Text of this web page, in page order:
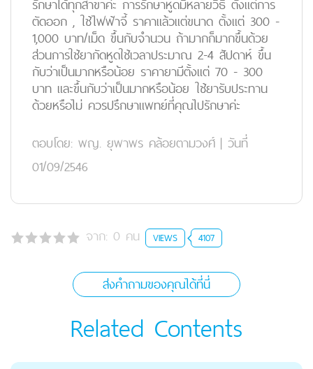
รักษาได้ทุกสาขาค่ะ การรักษาหูดมีหลายวิธี ตั้งแต่การ
ตัดออก , ใช้ไฟฟ้าจี้ ราคาแล้วแต่ขนาด ตั้งแต่ 300 -
1,000 บาท/เม็ด ขึ้นกับจำนวน ถ้ามากก็มากขึ้นด้วย
ส่วนการใช้ยากัดหูดใช้เวลาประมาณ 2-4 สัปดาห์ ขึ้น
กับว่าเป็นมากหรือน้อย ราคายามีตั้งแต่ 70 - 300
บาท และขึ้นกับว่าเป็นมากหรือน้อย ใช้ยารับประทาน
ด้วยหรือไม่ ควรปรึกษาแพทย์ที่คุณไปรักษาค่ะ
ตอบโดย: พญ. ยุพาพร คล้อยตามวงศ์ | วันที่
01/09/2546
จาก: 0 คน VIEWS 4107
ส่งคำถามของคุณได้ที่นี่
Related Contents